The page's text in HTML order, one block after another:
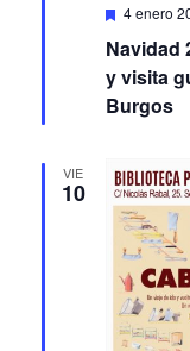
Featured
4 enero
Navidad
y visita
Burgos
VIE
10